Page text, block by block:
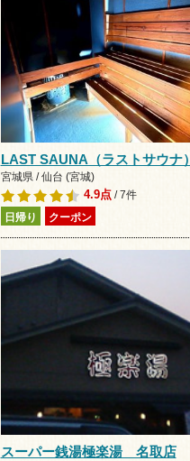
LAST SAUNA（ラストサウナ）
宮城県 / 仙台 (宮城)
4.9点/ 7件
日帰り クーポン
スーパー銭湯極楽湯 名取店